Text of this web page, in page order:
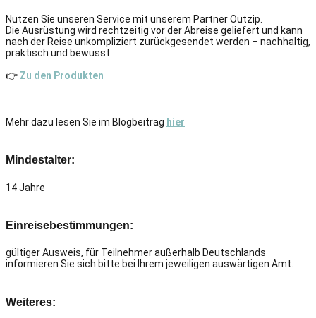
Nutzen Sie unseren Service mit unserem Partner Outzip.
Die Ausrüstung wird rechtzeitig vor der Abreise geliefert und kann
nach der Reise unkompliziert zurückgesendet werden – nachhaltig,
praktisch und bewusst.
👉 Zu den Produkten
Mehr dazu lesen Sie im Blogbeitrag hier
Mindestalter:
14 Jahre
Einreisebestimmungen:
gültiger Ausweis, für Teilnehmer außerhalb Deutschlands
informieren Sie sich bitte bei Ihrem jeweiligen auswärtigen Amt.
Weiteres: